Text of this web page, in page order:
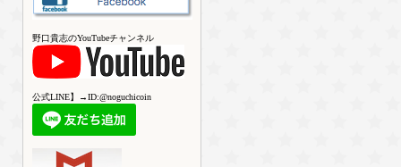
野口貴志のYouTubeチャンネル
公式LINE】→ID:@noguchicoin